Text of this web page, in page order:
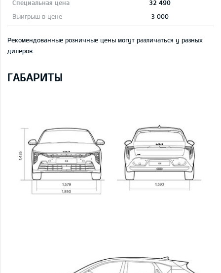
32 490
3 000
Рекомендованные розничные цены могут различаться у разных
дилеров.
ГАБАРИТЫ